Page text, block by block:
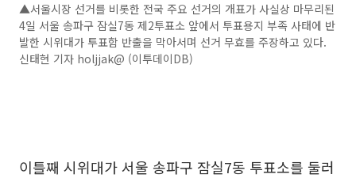
▲서울시장 선거를 비롯한 전국 주요 선거의 개표가 사실상 마무리된
4일 서울 송파구 잠실7동 제2투표소 앞에서 투표용지 부족 사태에 반
발한 시위대가 투표함 반출을 막아서며 선거 무효를 주장하고 있다.
신태현 기자 holjjak@ (이투데이DB)
이틀째 시위대가 서울 송파구 잠실7동 투표소를 둘러